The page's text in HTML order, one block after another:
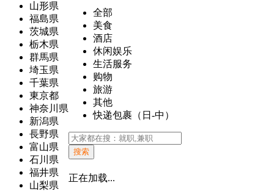
山形県
福島県
茨城県
栃木県
群馬県
埼玉県
千葉県
東京都
神奈川県
新潟県
長野県
富山県
石川県
福井県
山梨県
全部
美食
酒店
休闲娱乐
生活服务
购物
旅游
其他
快递包裹（日-中）
搜索
正在加载...